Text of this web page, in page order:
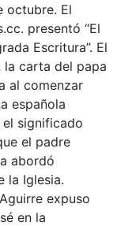
octubre. El
presentó “El
Escritura”. El
la carta del papa
al comenzar
española
significado
el padre
abordó
la Iglesia.
expuso
en la